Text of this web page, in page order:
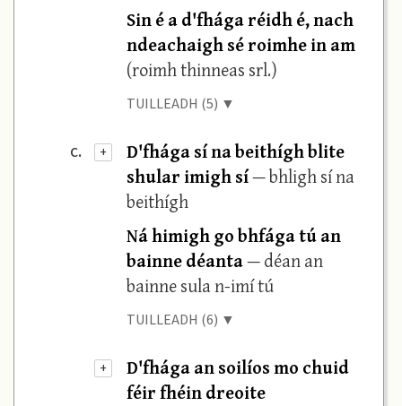
Sin é a d'fhága réidh é, nach
ndeachaigh sé roimhe in am
(roimh thinneas srl.)
TUILLEADH (5) ▼
c. +
D'fhága sí na beithígh blite
shular imigh sí— bhligh sí na
beithígh
Ná himigh go bhfága tú an
bainne déanta— déan an
bainne sula n-imí tú
TUILLEADH (6) ▼
+
D'fhága an soilíos mo chuid
féir fhéin dreoite